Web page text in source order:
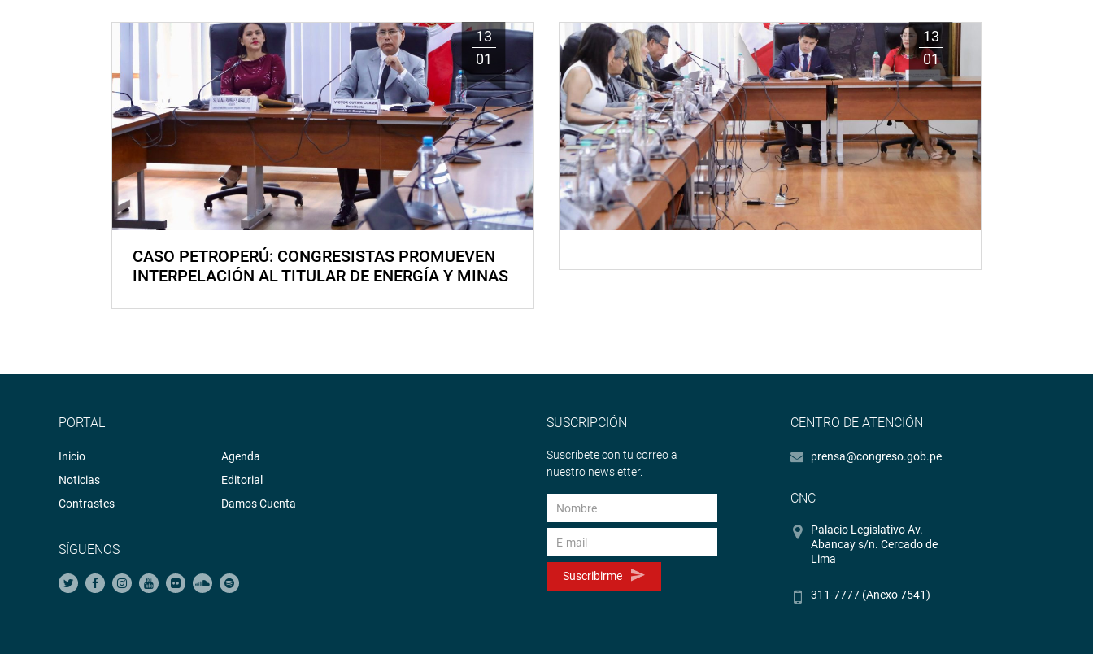
13
01
CASO PETROPERÚ: CONGRESISTAS PROMUEVEN
INTERPELACIÓN AL TITULAR DE ENERGÍA Y MINAS
13
01
PORTAL
Inicio
Noticias
Contrastes
Agenda
Editorial
Damos Cuenta
SÍGUENOS
SUSCRIPCIÓN
Suscríbete con tu correo a
nuestro newsletter.
Suscribirme
CENTRO DE ATENCIÓN
prensa@congreso.gob.pe
CNC
Palacio Legislativo Av.
Abancay s/n. Cercado de
Lima
311-7777 (Anexo 7541)